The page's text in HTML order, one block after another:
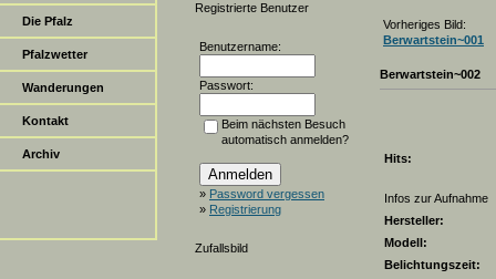
Die Pfalz
Pfalzwetter
Wanderungen
Kontakt
Archiv
Registrierte Benutzer
Benutzername:
Passwort:
Beim nächsten Besuch
automatisch anmelden?
» Password vergessen
» Registrierung
Zufallsbild
Vorheriges Bild:
Berwartstein~001
Berwartstein~002
Hits:
Infos zur Aufnahme
Hersteller:
Modell:
Belichtungszeit: